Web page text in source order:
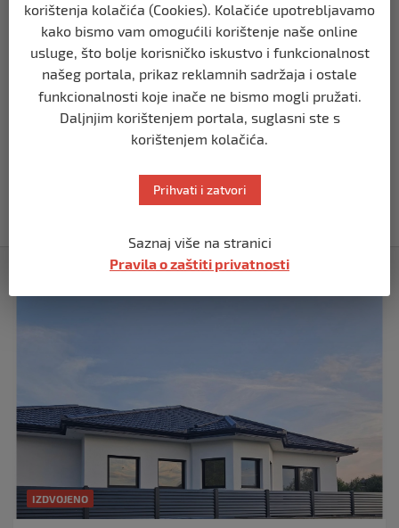
Putin: Spremni smo vojno uzvratiti
Zapadu
ozbiljna nakon izraelskog napada na
IZDVOJENO
korištenja kolačića (Cookies). Kolačiće upotrebljavamo
kako bismo vam omogućili korištenje naše online
usluge, što bolje korisničko iskustvo i funkcionalnost
našeg portala, prikaz reklamnih sadržaja i ostale
funkcionalnosti koje inače ne bismo mogli pružati.
Daljnjim korištenjem portala, suglasni ste s
korištenjem kolačića.
Prihvati i zatvori
Saznaj više na stranici
Pravila o zaštiti privatnosti